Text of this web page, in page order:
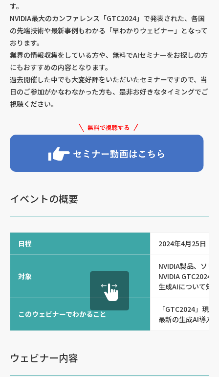
す。
NVIDIA最大のカンファレンス「GTC2024」で発表された、各国
の先端技術や最新事例もわかる「早わかりウェビナー」となって
おります。
業界の情報収集をしている方や、無料でAIセミナーをお探しの方
にもおすすめの内容となります。
過去開催した中でも大変好評をいただいたセミナーですので、当
日のご参加がかなわなかった方も、是非お好きなタイミングでご
視聴ください。
イベントの概要
日程 2024年4月25日（
対象
NVIDIA製品、ソリ
NVIDIA GTC2024
生成AIについて知
このウェビナーでわかること
「GTC2024」現
最新の生成AI導入
ウェビナー内容